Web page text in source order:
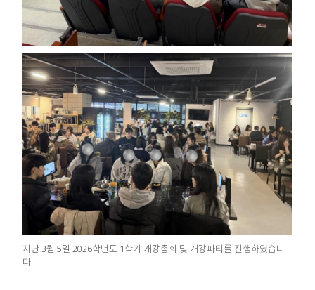
지난 3월 5일 2026학년도 1학기 개강총회 및 개강파티를 진행하였습니
다.